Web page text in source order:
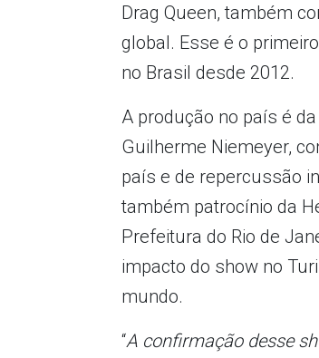
Drag Queen, também
global. Esse é o
no Brasil desde 2012.
A produção no país é
Guilherme Niemeyer,
país e de repercussão
também patrocínio da
Prefeitura do Rio de
impacto do show no
mundo.
“A confirmação desse